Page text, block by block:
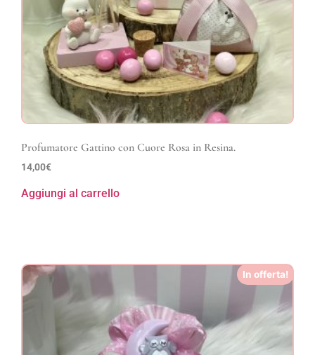
Profumatore Gattino con Cuore Rosa in Resina.
14,00€
Aggiungi al carrello
In offerta!